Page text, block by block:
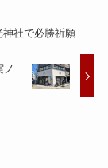
社で必勝祈願
ノ